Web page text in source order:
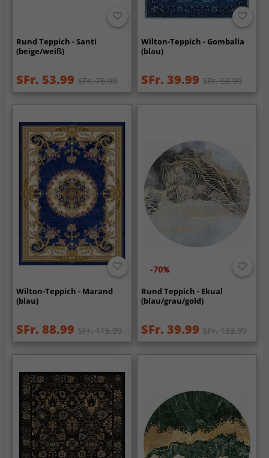
Rund Teppich - Santi
(beige/weiß)
SFr. 53.99 SFr. 75.99
Wilton-Teppich - Gombalia
(blau)
SFr. 39.99 SFr. 53.99
Wilton-Teppich - Marand
(blau)
SFr. 88.99 SFr. 115.99
-70%
Rund Teppich - Ekual
(blau/grau/gold)
SFr. 39.99 SFr. 133.99